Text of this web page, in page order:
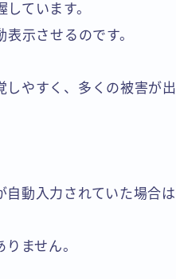
ています。
示させるのです。
しやすく、多くの被害が出
自動入力されていた場合は
ません。